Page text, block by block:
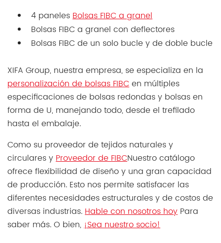
4 panelesBolsas FIBC a granel
Bolsas FIBC a granel con deflectores
Bolsas FIBC de un solo bucle y de doble bucle
XIFA Group, nuestra empresa, se especializa en la
personalización de bolsas FIBCen múltiples
especificaciones de bolsas redondas y bolsas en
forma de U, manejando todo, desde el trefilado
hasta el embalaje.
Como su proveedor de tejidos naturales y
circulares yProveedor de FIBCNuestro catálogo
ofrece flexibilidad de diseño y una gran capacidad
de producción. Esto nos permite satisfacer las
diferentes necesidades estructurales y de costos de
diversas industrias.Hable con nosotros hoy Para
saber más. O bien, ¡Sea nuestro socio!